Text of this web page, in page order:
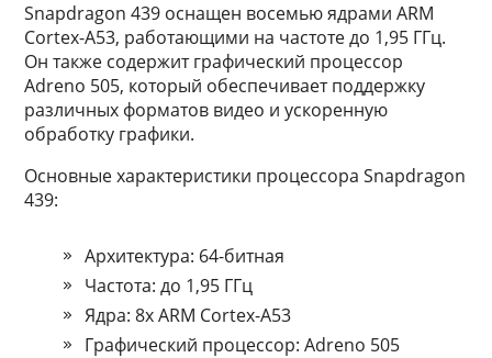
Snapdragon 439 оснащен восемью ядрами ARM
Cortex-A53, работающими на частоте до 1,95 ГГц.
Он также содержит графический процессор
Adreno 505, который обеспечивает поддержку
различных форматов видео и ускоренную
обработку графики.
Основные характеристики процессора Snapdragon
439:
Архитектура: 64-битная
Частота: до 1,95 ГГц
Ядра: 8x ARM Cortex-A53
Графический процессор: Adreno 505